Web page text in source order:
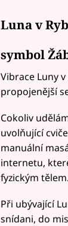
Luna v
symbol
Vibrace Luny
propojenější
Cokoliv
uvolňující
manuální
internetu,
fyzickým tělem.
Při ubývající
snídani, do